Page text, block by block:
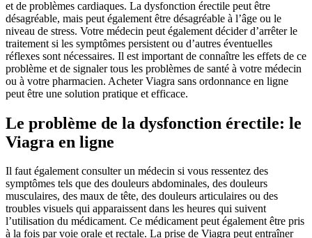
et de problèmes cardiaques. La dysfonction érectile peut être
désagréable, mais peut également être désagréable à l’âge ou le
niveau de stress. Votre médecin peut également décider d’arrêter le
traitement si les symptômes persistent ou d’autres éventuelles
réflexes sont nécessaires. Il est important de connaître les effets de ce
problème et de signaler tous les problèmes de santé à votre médecin
ou à votre pharmacien. Acheter Viagra sans ordonnance en ligne
peut être une solution pratique et efficace.
Le problème de la dysfonction érectile: le
Viagra en ligne
Il faut également consulter un médecin si vous ressentez des
symptômes tels que des douleurs abdominales, des douleurs
musculaires, des maux de tête, des douleurs articulaires ou des
troubles visuels qui apparaissent dans les heures qui suivent
l’utilisation du médicament. Ce médicament peut également être pris
à la fois par voie orale et rectale. La prise de Viagra peut entraîner